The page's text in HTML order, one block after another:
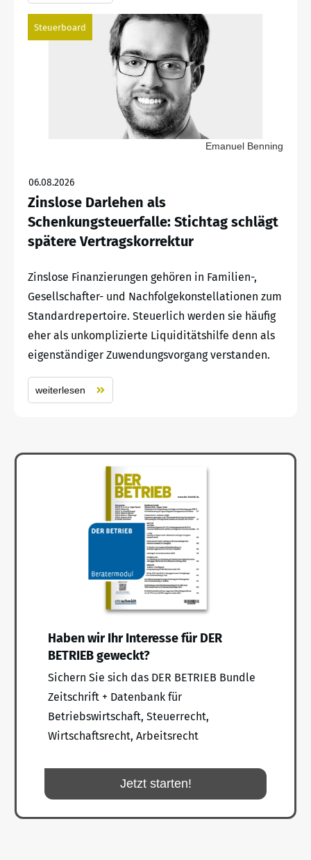
Steuerboard
Emanuel Benning
06.08.2026
Zinslose Darlehen als
Schenkungsteuerfalle: Stichtag schlägt
spätere Vertragskorrektur
Zinslose Finanzierungen gehören in Familien-,
Gesellschafter- und Nachfolgekonstellationen zum
Standardrepertoire. Steuerlich werden sie häufig
eher als unkomplizierte Liquiditätshilfe denn als
eigenständiger Zuwendungsvorgang verstanden.
weiterlesen
Haben wir Ihr Interesse für DER
BETRIEB geweckt?
Sichern Sie sich das DER BETRIEB Bundle
Zeitschrift + Datenbank für
Betriebswirtschaft, Steuerrecht,
Wirtschaftsrecht, Arbeitsrecht
Jetzt starten!